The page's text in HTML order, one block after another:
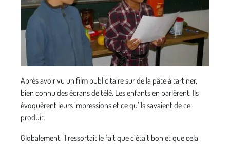
Après avoir vu un film publicitaire sur de la pâte à tartiner,
bien connu des écrans de télé. Les enfants en parlèrent. Ils
évoquèrent leurs impressions et ce qu’ils savaient de ce
produit.
Globalement, il ressortait le fait que c’était bon et que cela